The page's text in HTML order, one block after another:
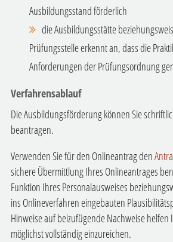
Ausbildungsstand förderlich
die Ausbildungsstätte
Prüfungsstelle erkennt an, dass die
Anforderungen der Prüfungsordnung
Verfahrensablauf
Die Ausbildungsförderung können Sie
beantragen.
Verwenden Sie für den Onlineantrag den
sichere Übermittlung Ihres Onlineantrages
Funktion Ihres Personalausweises
ins Onlineverfahren eingebauten
Hinweise auf beizufügende Nachweise
möglichst vollständig einzureichen.